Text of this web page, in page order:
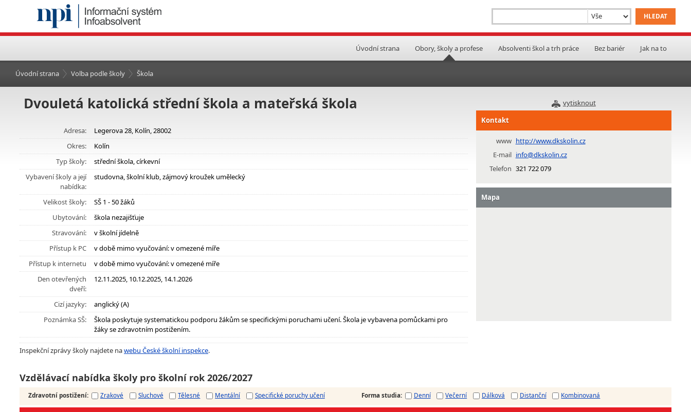
Úvodní strana Obory, školy a profese Absolventi škol a trh práce Bez bariér Jak na to
Úvodní strana Volba podle školy Škola
vytisknout
Dvouletá katolická střední škola a mateřská škola
Adresa:
Legerova 28, Kolín, 28002
Okres:
Kolín
Typ školy:
střední škola, církevní
Vybavení školy a její
nabídka:
studovna, školní klub, zájmový kroužek umělecký
Velikost školy:
SŠ 1 - 50 žáků
Ubytování:
škola nezajišťuje
Stravování:
v školní jídelně
Přístup k PC
v době mimo vyučování: v omezené míře
Přístup k internetu
v době mimo vyučování: v omezené míře
Den otevřených
dveří:
12.11.2025, 10.12.2025, 14.1.2026
Cizí jazyky:
anglický (A)
Poznámka SŠ:
Škola poskytuje systematickou podporu žákům se specifickými poruchami učení. Škola je vybavena pomůckami pro
žáky se zdravotním postižením.
Inspekční zprávy školy najdete nawebu České školní inspekce.
Kontakt
www http://www.dkskolin.cz
E-mail info@dkskolin.cz
Telefon 321 722 079
Mapa
Vzdělávací nabídka školy pro školní rok 2026/2027
Zdravotní postižení: Zrakové Sluchové Tělesné Mentální Specifické poruchy učení Forma studia: Denní Večerní Dálková Distanční Kombinovaná